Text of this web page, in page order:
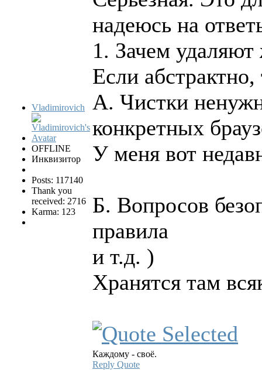
Vladimirovich
OFFLINE
Инквизитор
Posts: 117140
Thank you
received: 2716
Karma: 123
надеюсь на
1. Зачем удаляют
Если абстрактно,
А. Чистки
конкретных
У меня вот
Б. Вопросов
правила
и т.д. )
Хранятся там
Каждому - своё.
Reply Quote